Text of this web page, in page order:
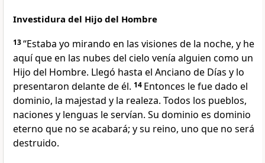
Investidura del Hijo del Hombre
13“Estaba yo mirando en las visiones de la noche, y he
aquí que en las nubes del cielo venía alguien como un
Hijo del Hombre. Llegó hasta el Anciano de Días y lo
presentaron delante de él. 14 Entonces le fue dado el
dominio, la majestad y la realeza. Todos los pueblos,
naciones y lenguas le servían. Su dominio es dominio
eterno que no se acabará; y su reino, uno que no será
destruido.